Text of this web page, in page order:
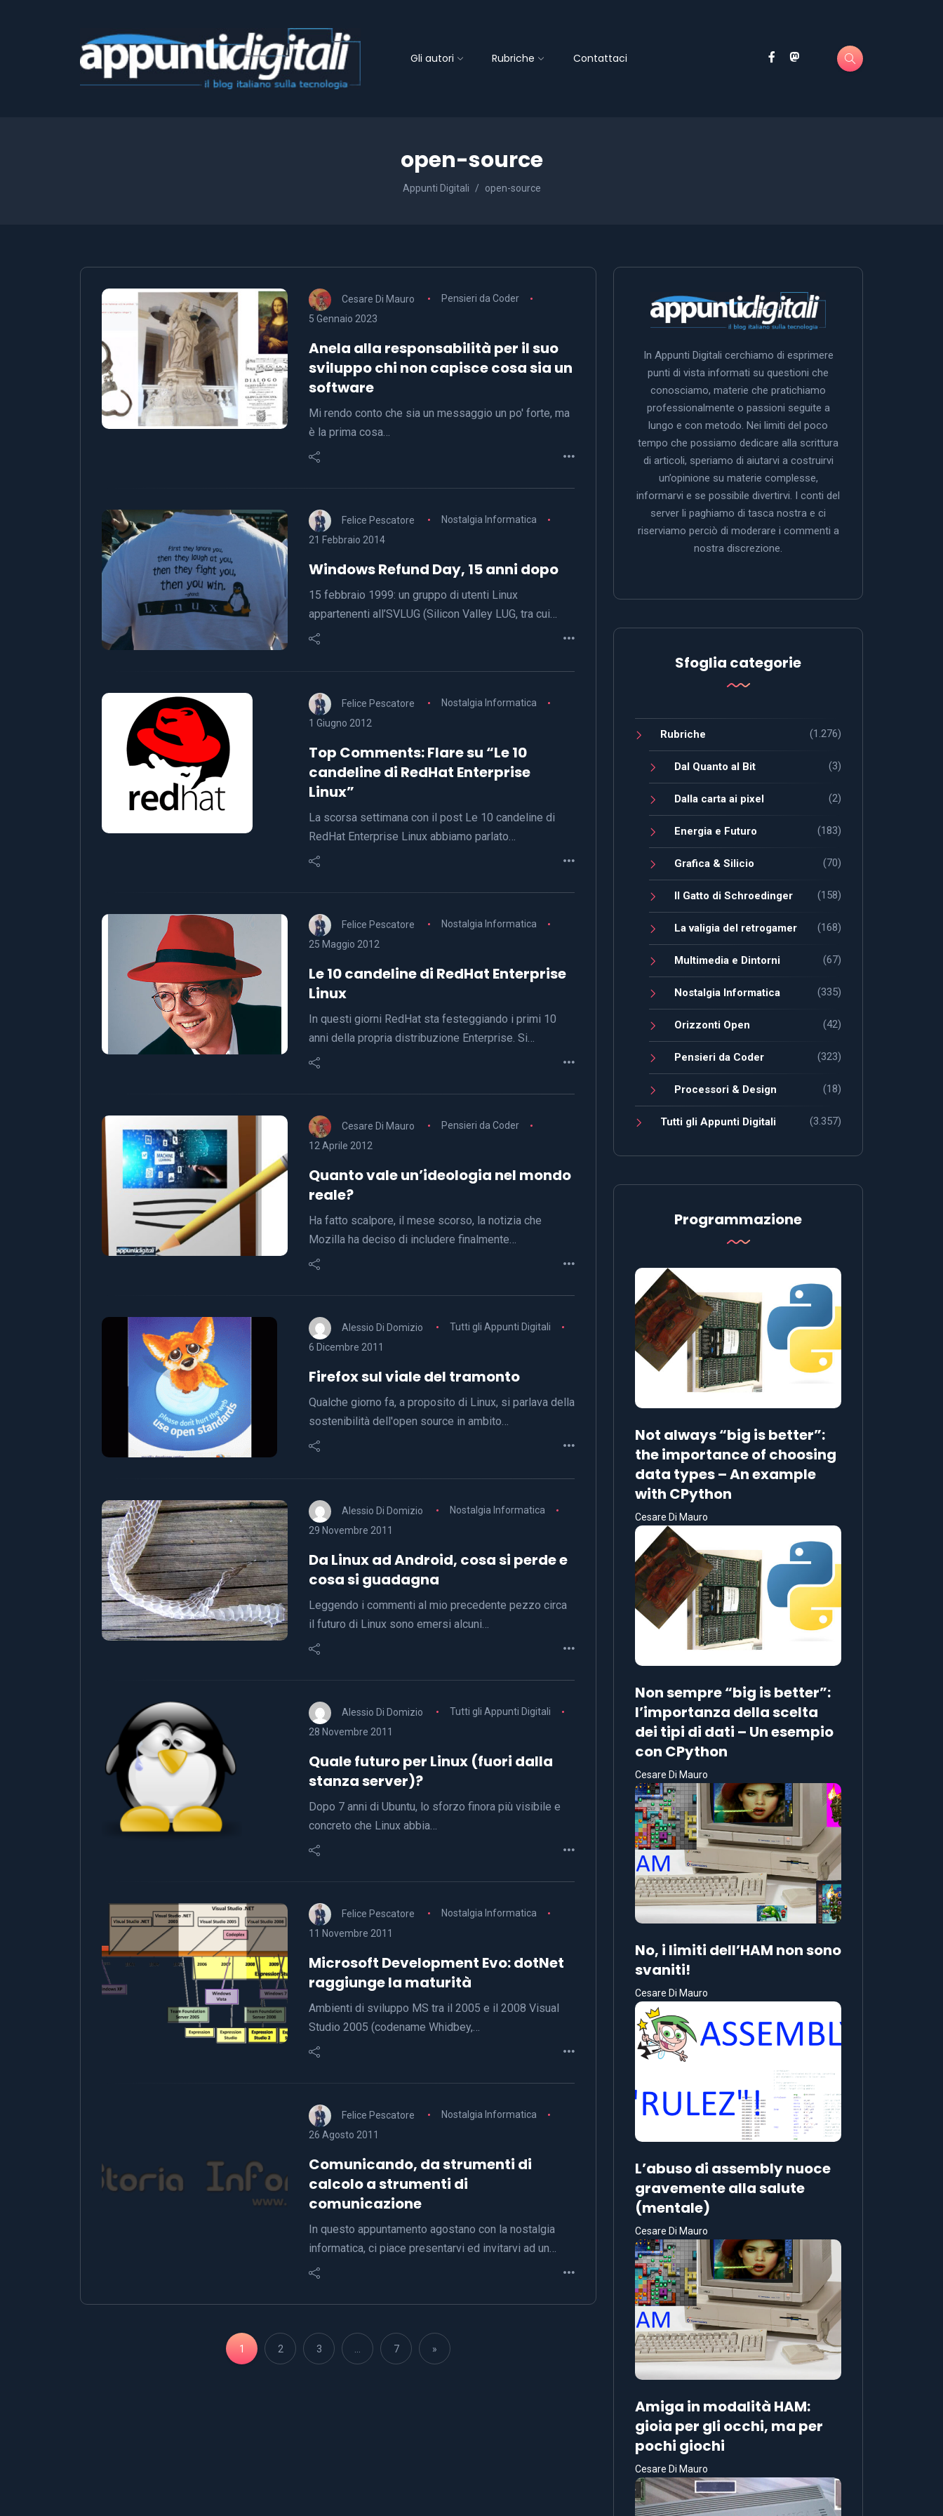
Gli autori Rubriche Contattaci
open-source
Appunti Digitali open-source
Cesare Di Mauro
Pensieri da Coder
5 Gennaio 2023
Anela alla responsabilità per il suo
sviluppo chi non capisce cosa sia un
software
Mi rendo conto che sia un messaggio un po' forte, ma
è la prima cosa…
Felice Pescatore
Nostalgia Informatica
21 Febbraio 2014
Windows Refund Day, 15 anni dopo
15 febbraio 1999: un gruppo di utenti Linux
appartenenti all’SVLUG (Silicon Valley LUG, tra cui…
Felice Pescatore
Nostalgia Informatica
1 Giugno 2012
Top Comments: Flare su “Le 10
candeline di RedHat Enterprise
Linux”
La scorsa settimana con il post Le 10 candeline di
RedHat Enterprise Linux abbiamo parlato…
Felice Pescatore
Nostalgia Informatica
25 Maggio 2012
Le 10 candeline di RedHat Enterprise
Linux
In questi giorni RedHat sta festeggiando i primi 10
anni della propria distribuzione Enterprise. Si…
Cesare Di Mauro
Pensieri da Coder
12 Aprile 2012
Quanto vale un’ideologia nel mondo
reale?
Ha fatto scalpore, il mese scorso, la notizia che
Mozilla ha deciso di includere finalmente…
Alessio Di Domizio
Tutti gli Appunti Digitali
6 Dicembre 2011
Firefox sul viale del tramonto
Qualche giorno fa, a proposito di Linux, si parlava della
sostenibilità dell'open source in ambito…
Alessio Di Domizio
Nostalgia Informatica
29 Novembre 2011
Da Linux ad Android, cosa si perde e
cosa si guadagna
Leggendo i commenti al mio precedente pezzo circa
il futuro di Linux sono emersi alcuni…
Alessio Di Domizio
Tutti gli Appunti Digitali
28 Novembre 2011
Quale futuro per Linux (fuori dalla
stanza server)?
Dopo 7 anni di Ubuntu, lo sforzo finora più visibile e
concreto che Linux abbia…
Felice Pescatore
Nostalgia Informatica
11 Novembre 2011
Microsoft Development Evo: dotNet
raggiunge la maturità
Ambienti di sviluppo MS tra il 2005 e il 2008 Visual
Studio 2005 (codename Whidbey,…
Felice Pescatore
Nostalgia Informatica
26 Agosto 2011
Comunicando, da strumenti di
calcolo a strumenti di
comunicazione
In questo appuntamento agostano con la nostalgia
informatica, ci piace presentarvi ed invitarvi ad un…
1 2 3 7 »
In Appunti Digitali cerchiamo di esprimere
punti di vista informati su questioni che
conosciamo, materie che pratichiamo
professionalmente o passioni seguite a
lungo e con metodo. Nei limiti del poco
tempo che possiamo dedicare alla scrittura
di articoli, speriamo di aiutarvi a costruirvi
un’opinione su materie complesse,
informarvi e se possibile divertirvi. I conti del
server li paghiamo di tasca nostra e ci
riserviamo perciò di moderare i commenti a
nostra discrezione.
Sfoglia categorie
Rubriche (1.276)
Dal Quanto al Bit (3)
Dalla carta ai pixel (2)
Energia e Futuro (183)
Grafica & Silicio (70)
Il Gatto di Schroedinger (158)
La valigia del retrogamer (168)
Multimedia e Dintorni (67)
Nostalgia Informatica (335)
Orizzonti Open (42)
Pensieri da Coder (323)
Processori & Design (18)
Tutti gli Appunti Digitali (3.357)
Programmazione
Not always “big is better”:
the importance of choosing
data types – An example
with CPython
Cesare Di Mauro
Non sempre “big is better”:
l’importanza della scelta
dei tipi di dati – Un esempio
con CPython
Cesare Di Mauro
No, i limiti dell’HAM non sono
svaniti!
Cesare Di Mauro
L’abuso di assembly nuoce
gravemente alla salute
(mentale)
Cesare Di Mauro
Amiga in modalità HAM:
gioia per gli occhi, ma per
pochi giochi
Cesare Di Mauro